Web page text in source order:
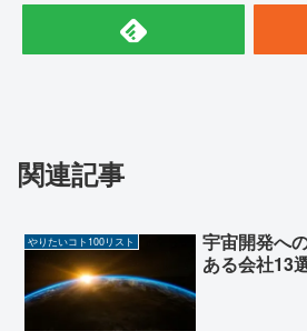
関連記事
やりたいコト100リスト
宇宙開発へ
ある会社13